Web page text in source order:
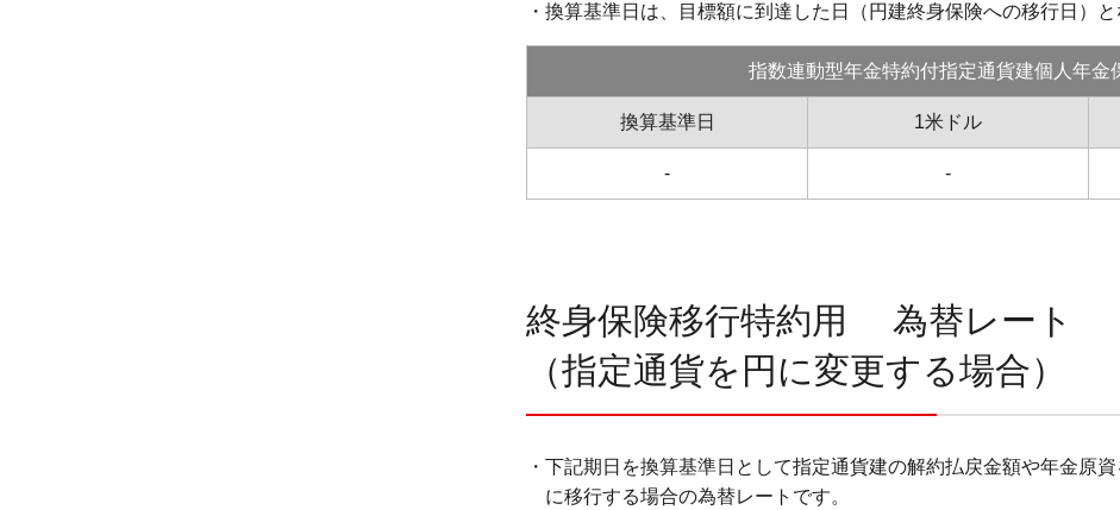
・換算基準日は、目標額に到達した日（円建終身保険への移行日）と
指数連動型年金特約付指定通貨建個人年金
換算基準日 1米ドル
- -
終身保険移行特約用 為替レート
（指定通貨を円に変更する場合）
・下記期日を換算基準日として指定通貨建の解約払戻金額や年金原
に移行する場合の為替レートです。